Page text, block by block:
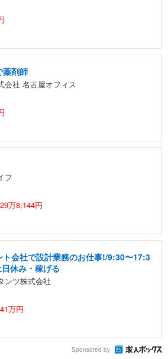
薬剤師
会社 名古屋オフィス
フ
万8,144円
ト会社で設計業務のお仕事!/9:30〜17:3
休み・稼げる
ンツ株式会社
万円
Sponsored by